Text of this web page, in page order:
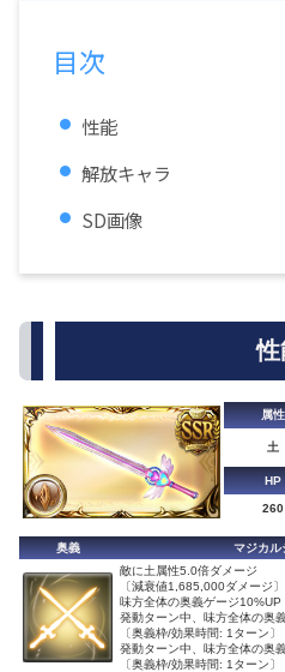
目次
性能
解放キャラ
SD画像
性
属性
土
HP
260
奥義
マジカル
敵に土属性5.0倍ダメージ
〔減衰値1,685,000ダメージ〕
味方全体の奥義ゲージ10%UP
発動ターン中、味方全体の
〔奥義枠/効果時間: 1ターン〕
発動ターン中、味方全体の
〔奥義枠/効果時間: 1ターン〕